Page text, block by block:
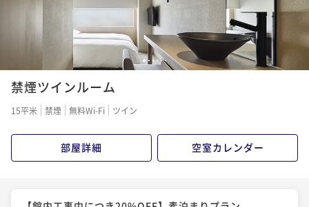
2名 ¥ 27,360 ~
【由縁の朝食】旅の朝を健やかに。日本の文化を感じ
る旅館の和御膳＜朝食付＞
¥38,400~
2名 ¥ 36,480 ~
【連泊】2泊以上の旅をお得に。温泉大浴場でゆっくり
1 2 3456
禁煙ツインルーム
15平米 禁煙 無料Wi-Fi ツイン
部屋詳細 空室カレンダー